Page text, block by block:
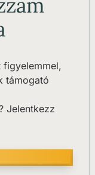
figyelemmel,
támogató
Jelentkezz